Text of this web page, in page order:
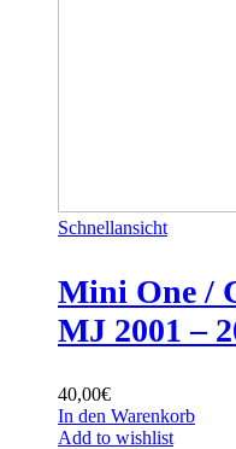
Schnellansicht
Mini One /
MJ 2001 –
40,00€
In den Warenkorb
Add to wishlist